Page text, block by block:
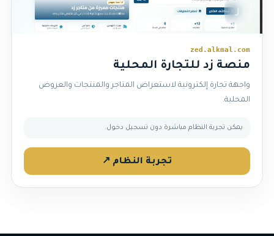
ز
zed.alkmal.com
منصة زد للتجارة المحلية
واجهة تجارة إلكترونية لاستعراض المتاجر والمنتجات والعروض
المحلية.
يمكن تجربة النظام مباشرة دون تسجيل دخول.
تجربة النظام ↗